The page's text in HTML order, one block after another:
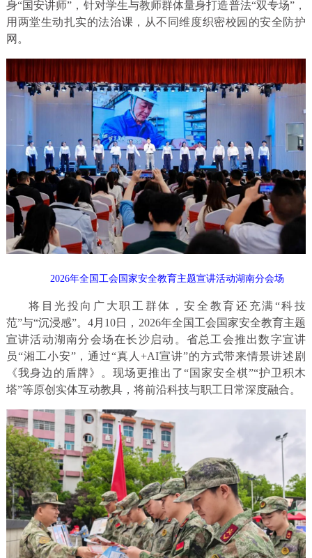
身“国安讲师”，针对学生与教师群体量身打造普法“双专场”，
用两堂生动扎实的法治课，从不同维度织密校园的安全防护
网。
2026年全国工会国家安全教育主题宣讲活动湖南分会场
将目光投向广大职工群体，安全教育还充满“科技
范”与“沉浸感”。4月10日，2026年全国工会国家安全教育主题
宣讲活动湖南分会场在长沙启动。省总工会推出数字宣讲
员“湘工小安”，通过“真人+AI宣讲”的方式带来情景讲述剧
《我身边的盾牌》。现场更推出了“国家安全棋”“护卫积木
塔”等原创实体互动教具，将前沿科技与职工日常深度融合。